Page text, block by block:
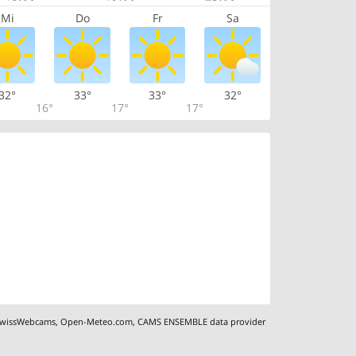
Mi Do Fr Sa
16°
33°
17°
33°
17°
32°
,Open-Meteo.com,CAMS ENSEMBLE data provider